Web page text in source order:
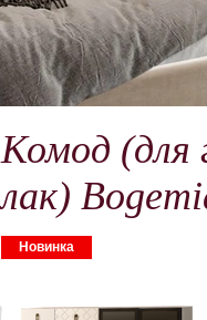
Комод (для
лак)
Новинка